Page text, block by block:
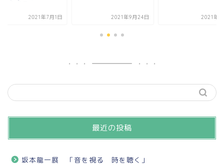
2021年7月1日 2021年9月24日 2021年3
最近の投稿
坂本龍一展 「音を視る 時を聴く」